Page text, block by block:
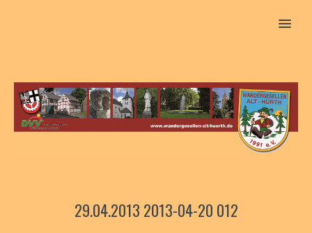
MENU
29.04.2013 2013-04-20 012